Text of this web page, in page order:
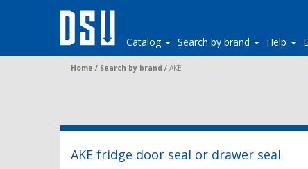
Catalog Search by brand Help
Home / Search by brand / AKE
AKE fridge door seal or drawer seal